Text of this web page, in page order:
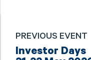
PREVIOUS EVENT
Investor Days